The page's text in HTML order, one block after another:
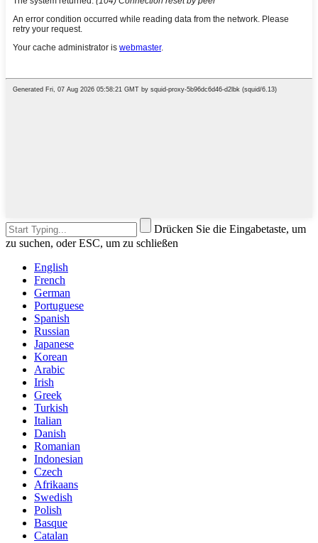
Drücken Sie die Eingabetaste, um
zu suchen, oder ESC, um zu schließen
English
French
German
Portuguese
Spanish
Russian
Japanese
Korean
Arabic
Irish
Greek
Turkish
Italian
Danish
Romanian
Indonesian
Czech
Afrikaans
Swedish
Polish
Basque
Catalan